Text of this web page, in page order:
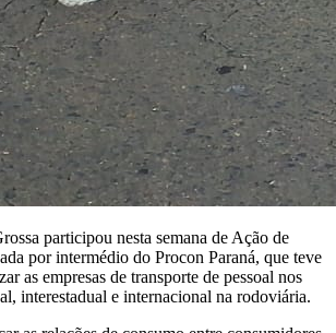
participou nesta semana de Ação de
por intermédio do Procon Paraná, que teve
as empresas de transporte de pessoal nos
interestadual e internacional na rodoviária.